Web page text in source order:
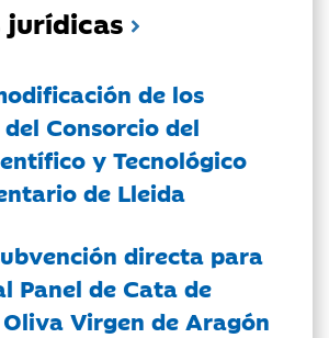
jurídicas
de los
Consorcio del
y Tecnológico
de Lleida
directa para
Panel de Cata de
Virgen de Aragón